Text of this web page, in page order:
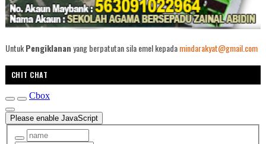
UntukPengiklananyang berpatutan sila emel kepadamindarakyat@gmail.com
CHIT CHAT